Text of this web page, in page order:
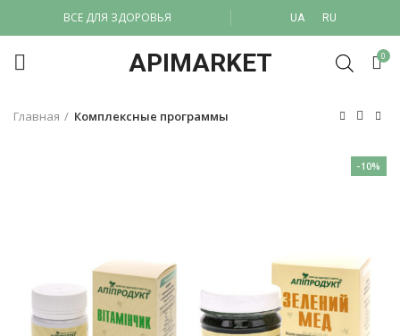
ВСЕ ДЛЯ ЗДОРОВЬЯ UA RU
APIMARKET 0
Главная Комплексные программы
-10%